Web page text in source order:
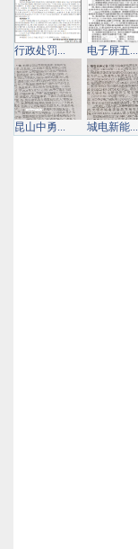
行政处罚... 电子屏五...
昆山中勇... 城电新能...